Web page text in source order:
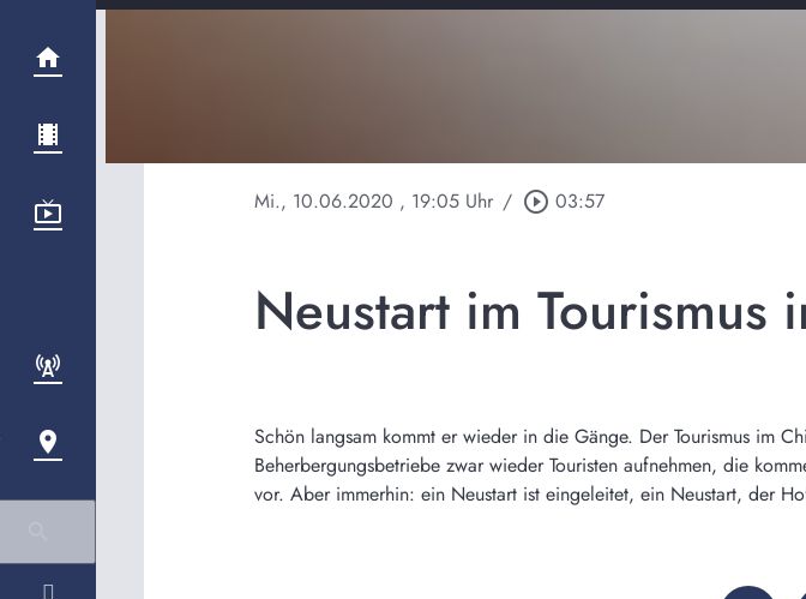
Mi., 10.06.2020 , 19:05 Uhr / play_circle_outline 03:57
Neustart im Tourismus
Schön langsam kommt er wieder in die Gänge. Der Tourismus im
Beherbergungsbetriebe zwar wieder Touristen aufnehmen, die
vor. Aber immerhin: ein Neustart ist eingeleitet, ein Neustart, der